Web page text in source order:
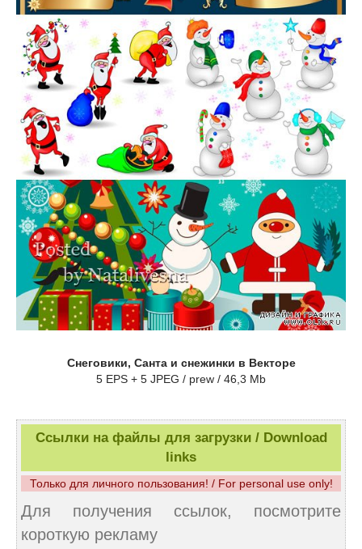
Снеговики, Санта и снежинки в Векторе
5 EPS + 5 JPEG / prew / 46,3 Mb
Ссылки на файлы для загрузки / Download
links
Только для личного пользования! / For personal use only!
Для получения ссылок, посмотрите
короткую рекламу